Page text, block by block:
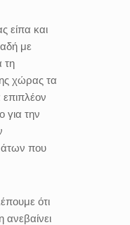
είπα και
με
τη
χώρας τα
για την
που
ότι
ανεβαίνει